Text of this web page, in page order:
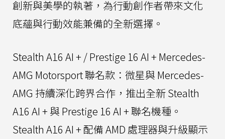
創新與美學的執著，為行動創作者帶來文化
底蘊與行動效能兼備的全新選擇。
Stealth A16 AI + / Prestige 16 AI + Mercedes-
AMG Motorsport 聯名款：微星與 Mercedes-
AMG 持續深化跨界合作，推出全新 Stealth
A16 AI + 與 Prestige 16 AI + 聯名機種。
Stealth A16 AI + 配備 AMD 處理器與升級顯示